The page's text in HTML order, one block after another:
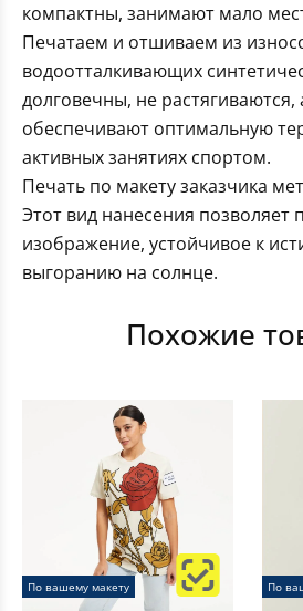
компактны, занимают мало
Печатаем и отшиваем из
водоотталкивающих
долговечны, не растягиваются,
обеспечивают оптимальную
активных занятиях спортом.
Печать по макету заказчика
Этот вид нанесения позволяет
изображение, устойчивое к
выгоранию на солнце.
Похожие
По вашему макету По